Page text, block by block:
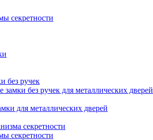
секретности
без ручек
замки без ручек для металлических дверей
для металлических дверей
секретности
секретности